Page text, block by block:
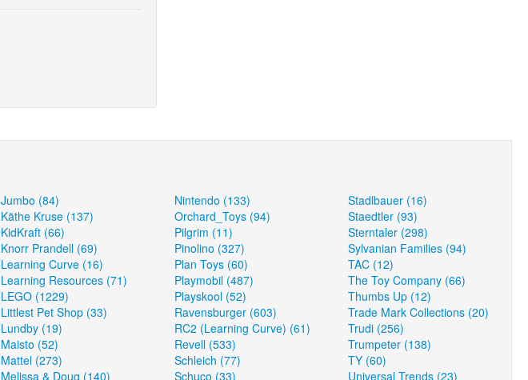
Jumbo (84)
Käthe Kruse (137)
KidKraft (66)
Knorr Prandell (69)
Learning Curve (16)
Learning Resources (71)
LEGO (1229)
Littlest Pet Shop (33)
Lundby (19)
Maisto (52)
Mattel (273)
Melissa & Doug (140)
Nintendo (133)
Orchard_Toys (94)
Pilgrim (11)
Pinolino (327)
Plan Toys (60)
Playmobil (487)
Playskool (52)
Ravensburger (603)
RC2 (Learning Curve) (61)
Revell (533)
Schleich (77)
Schuco (33)
Stadlbauer (16)
Staedtler (93)
Sterntaler (298)
Sylvanian Families (94)
TAC (12)
The Toy Company (66)
Thumbs Up (12)
Trade Mark Collections (20)
Trudi (256)
Trumpeter (138)
TY (60)
Universal Trends (23)